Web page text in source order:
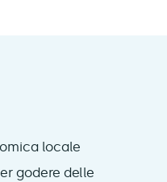
locale
godere delle